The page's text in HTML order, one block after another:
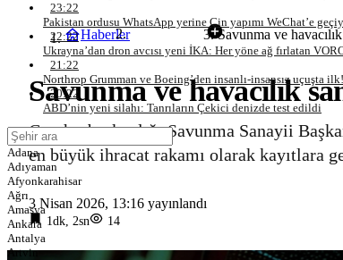
23:22
Pakistan ordusu WhatsApp yerine Çin yapımı WeChat’e
22:22
Ukrayna’dan dron avcısı yeni İKA: Her yöne ağ fırlatan
21:22
Northrop Grumman ve Boeing’den insanlı-insansız uçuşta ilk!
20:22
ABD’nin yeni silahı: Tanrıların Çekici denizde test edildi
Adana
Adıyaman
Afyonkarahisar
Ağrı
Amasya
Ankara
Antalya
Artvin
Haberler Savunma ve
Savunma ve havacılık
Cumhurbaşkanlığı Savunma Sanayii
en büyük ihracat rakamı olarak kayıtlara
3 Nisan 2026, 13:16 yayınlandı
1dk, 2sn 14